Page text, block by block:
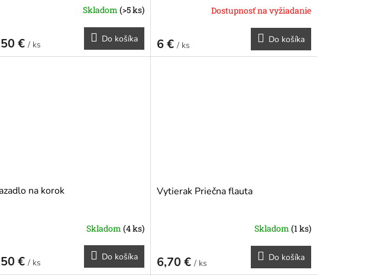
Skladom (>5 ks)
€ / ks
Do košíka
Dostupnosť na vyžiadanie
6 € / ks
Do košíka
na korok
Skladom (4 ks)
€ / ks
Do košíka
Vytierak Priečna flauta
Skladom (1 ks)
6,70 € / ks
Do košíka